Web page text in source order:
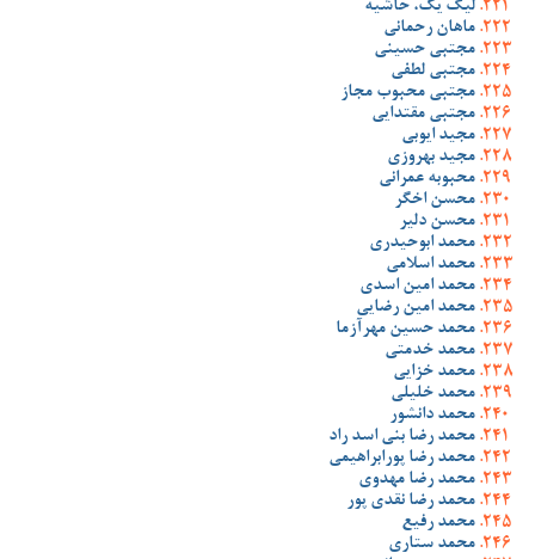
لیگ یک، حاشیه
ماهان رحمانی
مجتبی حسینی
مجتبی لطفی
مجتبی محبوب مجاز
مجتبی مقتدایی
مجید ایوبی
مجید بهروزی
محبوبه عمرانی
محسن اخگر
محسن دلیر
محمد ابوحیدری
محمد اسلامی
محمد امین اسدی
محمد امین رضایی
محمد حسین مهرآزما
محمد خدمتی
محمد خزایی
محمد خلیلی
محمد دانشور
محمد رضا بنی اسد راد
محمد رضا پورابراهیمی
محمد رضا مهدوی
محمد رضا نقدی پور
محمد رفیع
محمد ستاری